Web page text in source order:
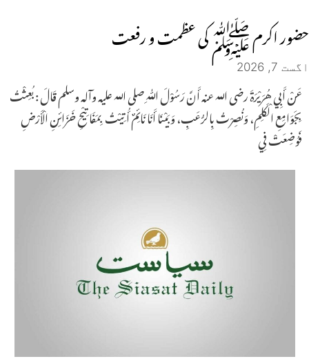
حضور اکرم ﷺ کی عظمت و رفعت
اگست 7, 2026
عَنْ أَبِي هُرَيْرَةَ رضی اللہ عنه أَنَّ رَسُوْلَ ﷲِ صلی اللہ عليه وآله وسلم قَالَ : بُعِثْتُ
بِجَوَامِعِ الْکَلِمِ، وَنُصِرْتُ بِالرُّعَبِ، وَبَيْنَا أَنَا نَائِمٌ أُتِيْتُ بِمَفَاتِيْحِ خَزَائِنِ الْأَرْضِ
فَوُضِعَتْ فِي